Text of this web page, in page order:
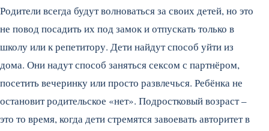
Родители всегда будут волноваться за своих детей, но это
не повод посадить их под замок и отпускать только в
школу или к репетитору. Дети найдут способ уйти из
дома. Они надут способ заняться сексом с партнёром,
посетить вечеринку или просто развлечься. Ребёнка не
остановит родительское «нет». Подростковый возраст –
это то время, когда дети стремятся завоевать авторитет в